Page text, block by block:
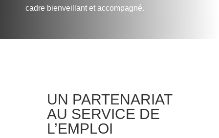
cadre bienveillant et accompagné.
UN PARTENARIAT
AU SERVICE DE
L’EMPLOI